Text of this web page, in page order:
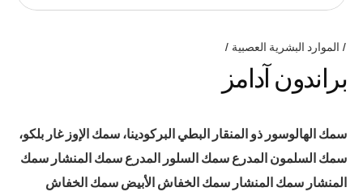
الموارد البشرية العصبية
براندون آدامز
سمك الهالوسور ذو المنقار البطي البركودينا، سمك الإوز غار بلكو،
سمك السلمون المدرع سمك السلور المدرع سمك المنشار سمك
المنشار سمك المنشار سمك الخفاش الأبيض سمك الخفاش